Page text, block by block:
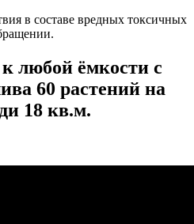
в составе вредных токсичных
любой ёмкости с
60 растений на
18 кв.м.